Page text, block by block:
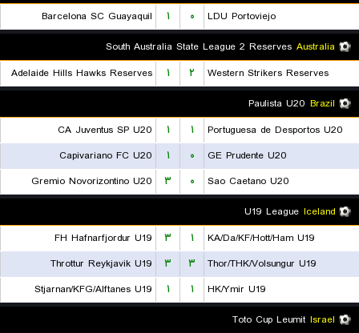
LDU Portoviejo ۰ ۱
Barcelona SC Guayaquil
Australia
South Australia State League 2 Reserves
Western Strikers Reserves
۲ ۱
Adelaide Hills Hawks Reserves
Brazil
Paulista U20
Portuguesa de Desportos U20
۱ ۱
CA Juventus SP U20
GE Prudente U20
۰ ۱
Capivariano FC U20
Sao Caetano U20
۰ ۳
Gremio Novorizontino U20
Iceland
U19 League
KA/Da/KF/Hott/Ham U19
۱ ۳
FH Hafnarfjordur U19
Thor/THK/Volsungur U19
۳ ۳
Throttur Reykjavik U19
HK/Ymir U19
۱ ۱
Stjarnan/KFG/Alftanes U19
Israel
Toto Cup Leumit